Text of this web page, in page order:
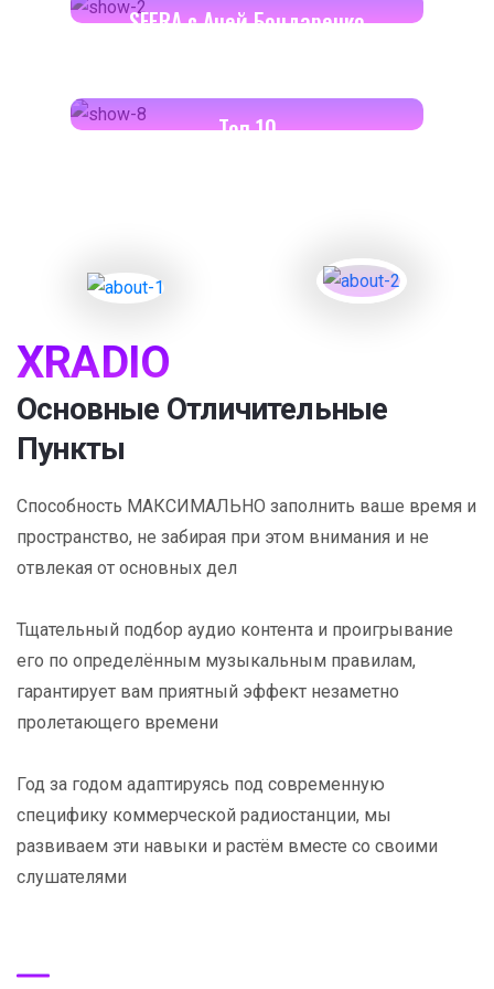
SFERA с Аней Бондаренко
Toп 10
XRADIO
Основные Отличительные
Пункты
Способность МАКСИМАЛЬНО заполнить ваше время и
пространство, не забирая при этом внимания и не
отвлекая от основных дел
Тщательный подбор аудио контента и проигрывание
его по определённым музыкальным правилам,
гарантирует вам приятный эффект незаметно
пролетающего времени
Год за годом адаптируясь под современную
специфику коммерческой радиостанции, мы
развиваем эти навыки и растём вместе со своими
слушателями